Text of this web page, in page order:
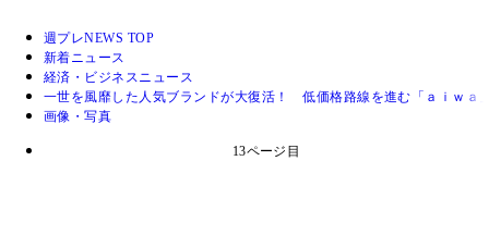
週プレNEWS TOP
新着ニュース
経済・ビジネスニュース
一世を風靡した人気ブランドが大復活！ 低価格路線を進む「ａｉｗａ
画像・写真
13ページ目